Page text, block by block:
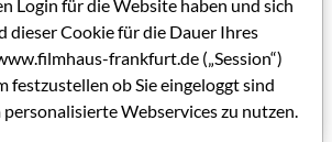
der Autoren.
und Ingo Fließ
Login für die Website haben und sich
dieser Cookie für die Dauer Ihres
frankfurt.de („Session“)
festzustellen ob Sie eingeloggt sind
Webservices zu nutzen.